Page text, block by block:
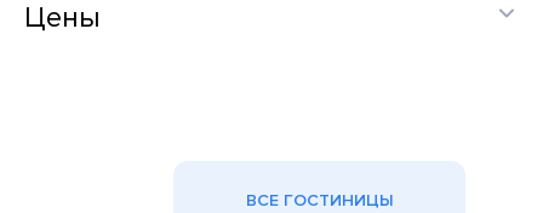
Цены
ВСЕ ГОСТИНИЦЫ